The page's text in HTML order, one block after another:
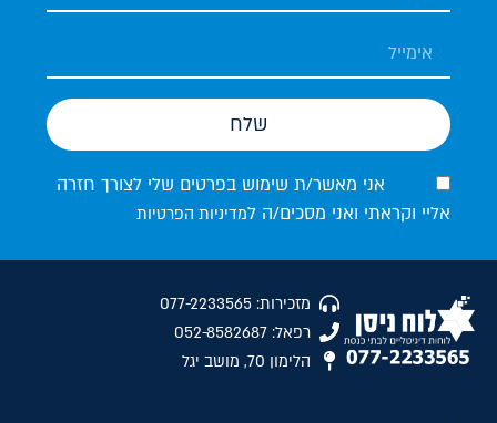
אני מאשר/ת שימוש בפרטים שלי לצורך חזרה
אליי וקראתי ואני מסכים/ה למדיניות הפרטיות
שלח
מזכירות: 077-2233565
רפאל: 052-8582687
הלימון 70, מושב יגל